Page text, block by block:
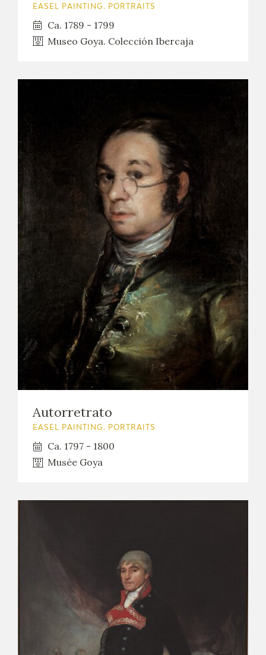
EASEL PAINTING. PORTRAITS
Ca. 1789 - 1799
Museo Goya. Colección Ibercaja
Autorretrato
EASEL PAINTING. PORTRAITS
Ca. 1797 - 1800
Musée Goya